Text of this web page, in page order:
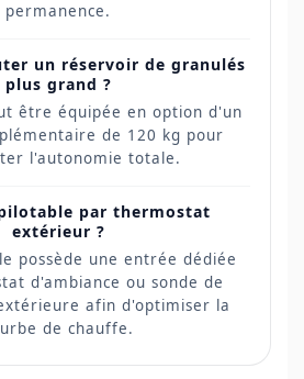
permanence.
un réservoir de granulés
plus grand ?
être équipée en option d'un
de 120 kg pour
l'autonomie totale.
par thermostat
extérieur ?
possède une entrée dédiée
d'ambiance ou sonde de
afin d'optimiser la
de chauffe.